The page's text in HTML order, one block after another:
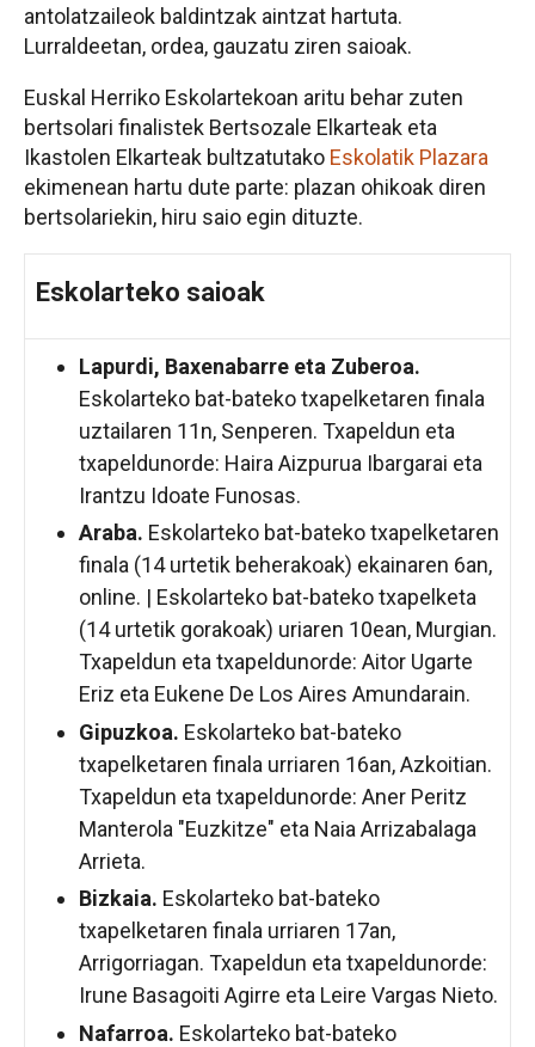
antolatzaileok baldintzak aintzat hartuta.
Lurraldeetan, ordea, gauzatu ziren saioak.
Euskal Herriko Eskolartekoan aritu behar zuten
bertsolari finalistek Bertsozale Elkarteak eta
Ikastolen Elkarteak bultzatutako Eskolatik Plazara
ekimenean hartu dute parte: plazan ohikoak diren
bertsolariekin, hiru saio egin dituzte.
Eskolarteko saioak
Lapurdi, Baxenabarre eta Zuberoa.
Eskolarteko bat-bateko txapelketaren finala
uztailaren 11n, Senperen. Txapeldun eta
txapeldunorde: Haira Aizpurua Ibargarai eta
Irantzu Idoate Funosas.
Araba. Eskolarteko bat-bateko txapelketaren
finala (14 urtetik beherakoak) ekainaren 6an,
online. | Eskolarteko bat-bateko txapelketa
(14 urtetik gorakoak) uriaren 10ean, Murgian.
Txapeldun eta txapeldunorde: Aitor Ugarte
Eriz eta Eukene De Los Aires Amundarain.
Gipuzkoa. Eskolarteko bat-bateko
txapelketaren finala urriaren 16an, Azkoitian.
Txapeldun eta txapeldunorde: Aner Peritz
Manterola "Euzkitze" eta Naia Arrizabalaga
Arrieta.
Bizkaia. Eskolarteko bat-bateko
txapelketaren finala urriaren 17an,
Arrigorriagan. Txapeldun eta txapeldunorde:
Irune Basagoiti Agirre eta Leire Vargas Nieto.
Nafarroa. Eskolarteko bat-bateko